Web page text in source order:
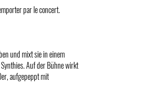
par le concert.
und mixt sie in einem
Auf der Bühne wirkt
aufgepeppt mit